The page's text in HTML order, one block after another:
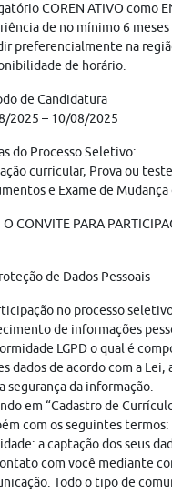
COREN ATIVO como
de no mínimo 6 meses
preferencialmente na
de horário.
de Candidatura
2025 – 10/08/2025
do Processo Seletivo:
curricular, Prova ou
e Exame de
O CONVITE PARA
de Dados Pessoais
no processo
de informações
LGPD o qual é
dados de acordo com a
segurança da informação.
em “Cadastro de
com os seguintes termos:
a captação dos seus
com você mediante
Todo o tipo de